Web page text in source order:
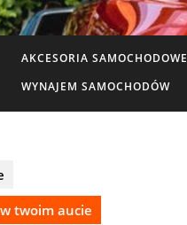
AKCESORIA SAMOCHODOWE
WYNAJEM SAMOCHODÓW
twoim aucie